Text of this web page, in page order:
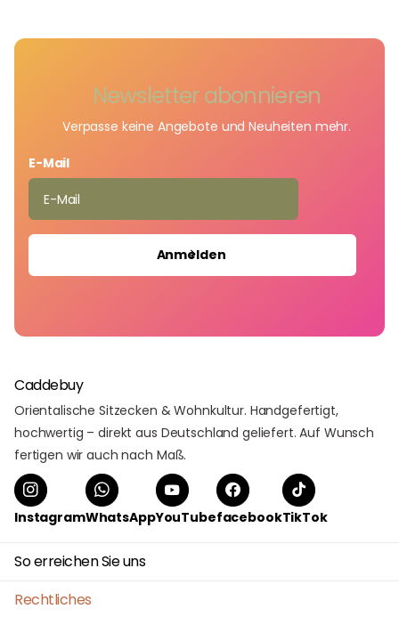
Newsletter abonnieren
Verpasse keine Angebote und Neuheiten mehr.
E-Mail
Anmelden
Caddebuy
Orientalische Sitzecken & Wohnkultur. Handgefertigt,
hochwertig – direkt aus Deutschland geliefert. Auf Wunsch
fertigen wir auch nach Maß.
InstagramWhatsAppYouTubefacebookTikTok
So erreichen Sie uns
Rechtliches